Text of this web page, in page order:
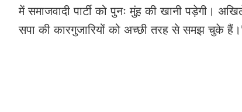
में समाजवादी पार्टी को पुनः मुंह की खानी पड़ेगी।
सपा की कारगुजारियों को अच्छी तरह से समझ चुके